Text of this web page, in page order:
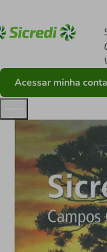
Acessar minha conta